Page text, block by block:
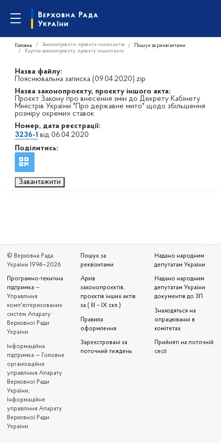
Головна Законопроєкти, проєкти інших актів
Пошук за реквізитами
Картка законопроєкту, проєкту іншого акта
Назва файлу:
Пояснювальна записка (09.04.2020).zip
Назва законопроєкту, проєкту іншого акта:
Проєкт Закону про внесення змін до Декрету Кабінету
Міністрів України "Про державне мито" щодо збільшення
розміру окремих ставок
Номер, дата реєстрації:
3236-1 від 06.04.2020
Поділитись:
Завантажити
© Верховна Рада
України 1994—2026
Програмно-технічна
підтримка —
Управління
комп'ютеризованих
систем Апарату
Верховної Ради
України
Iнформаційна
підтримка — Головне
організаційне
управління Апарату
Верховної Ради
України,
Інформаційне
управління Апарату
Верховної Ради
України
Пошук за
реквізитами
Архів
законопроєктів,
проєктів інших актів
за ( III – IX скл.)
Правила
оформлення
Зареєстровані за
поточний тиждень
Надано народним
депутатам України
Надано народним
депутатам України
документів до ЗП
Знаходяться на
опрацюванні в
комітетах
Прийняті на поточній
сесії